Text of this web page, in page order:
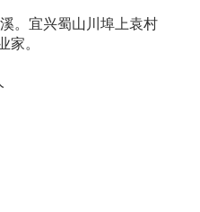
。宜兴蜀山川埠上袁村
家。